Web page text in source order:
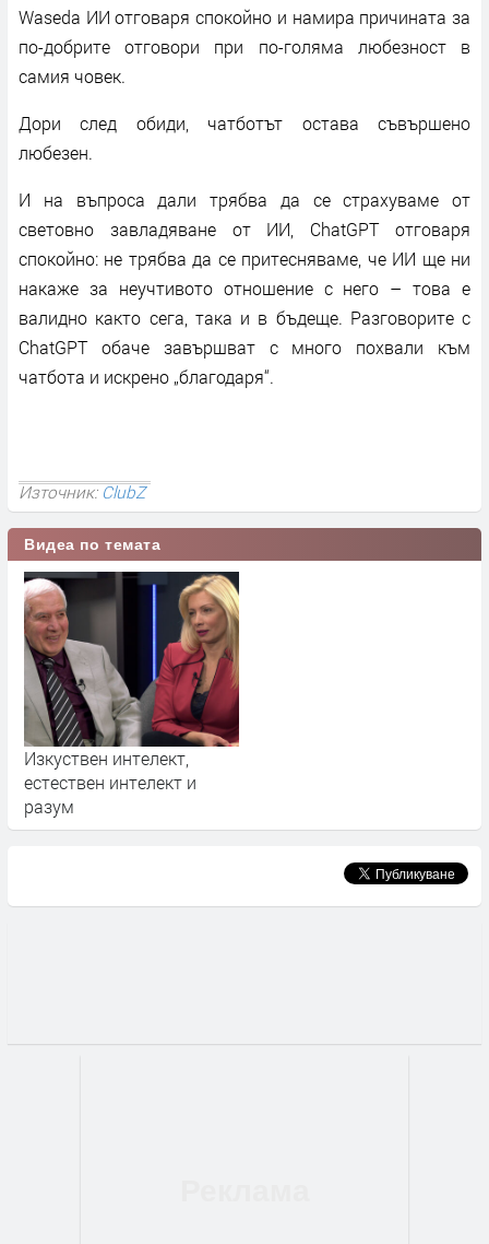
Waseda ИИ отговаря спокойно и намира причината за
по-добрите отговори при по-голяма любезност в
самия човек.
Дори след обиди, чатботът остава съвършено
любезен.
И на въпроса дали трябва да се страхуваме от
световно завладяване от ИИ, ChatGPT отговаря
спокойно: не трябва да се притесняваме, че ИИ ще ни
накаже за неучтивото отношение с него – това е
валидно както сега, така и в бъдеще. Разговорите с
ChatGPT обаче завършват с много похвали към
чатбота и искрено „благодаря“.
Източник:ClubZ
Видеа по темата
Изкуствен интелект,
естествен интелект и
разум